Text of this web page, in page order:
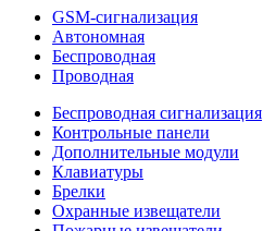
GSM-сигнализация
Автономная
Беспроводная
Проводная
Беспроводная сигнализация
Контрольные панели
Дополнительные модули
Клавиатуры
Брелки
Охранные извещатели